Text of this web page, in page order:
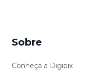
Sobre
Conheça a Digipix